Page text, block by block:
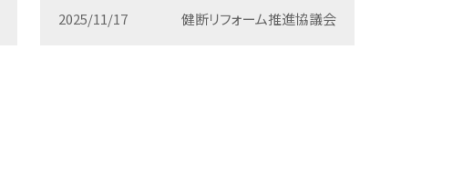
2025/11/17
健断リフォーム推進協議会